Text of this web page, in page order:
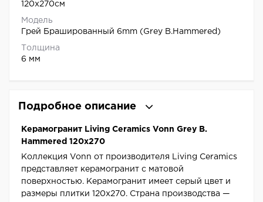
120x270см
Модель
Грей Брашированный 6mm (Grey B.Hammered)
Толщина
6 мм
Подробное описание
Керамогранит Living Ceramics Vonn Grey B.
Hammered 120x270
Коллекция Vonn от производителя Living Ceramics
представляет керамогранит с матовой
поверхностью. Керамогранит имеет серый цвет и
размеры плитки 120x270. Страна производства —